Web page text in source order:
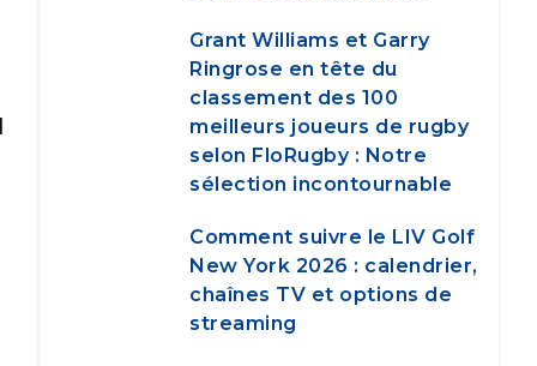
Grant Williams et Garry
Ringrose en tête du
classement des 100
meilleurs joueurs de rugby
selon FloRugby : Notre
sélection incontournable
Comment suivre le LIV Golf
New York 2026 : calendrier,
chaînes TV et options de
streaming